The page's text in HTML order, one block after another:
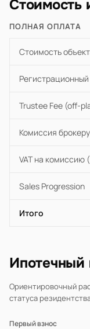
Стоимость
ПОЛНАЯ ОПЛАТА
Стоимость
Trustee Fee (off-
Комиссия
VAT на комиссию
Sales Progression
Итого
Ипотечный
Ориентировочный
статуса
Первый взнос